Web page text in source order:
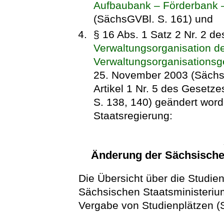
Aufbaubank – Förderbank
(SächsGVBl. S. 161) und
§ 16 Abs. 1 Satz 2 Nr. 2
Verwaltungsorganisation
25. November 2003
Artikel 1 Nr. 5 des
S. 138, 140) geändert
Staatsregierung:
Änderung der
Die Übersicht über die
Sächsischen
Vergabe von Studienplätzen